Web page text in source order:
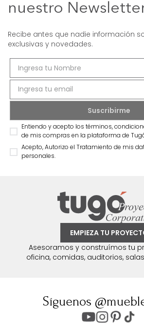
nuestro
Recibe antes que nadie información
exclusivas y novedades.
Entiendo y acepto los términos,
de mis compras en la plataforma de Tugó
Acepto, Autorizo el Tratamiento de mis
personales.
EMPIEZA TU
Asesoramos y construímos tu
oficina, comidas, auditorios,
Síguenos